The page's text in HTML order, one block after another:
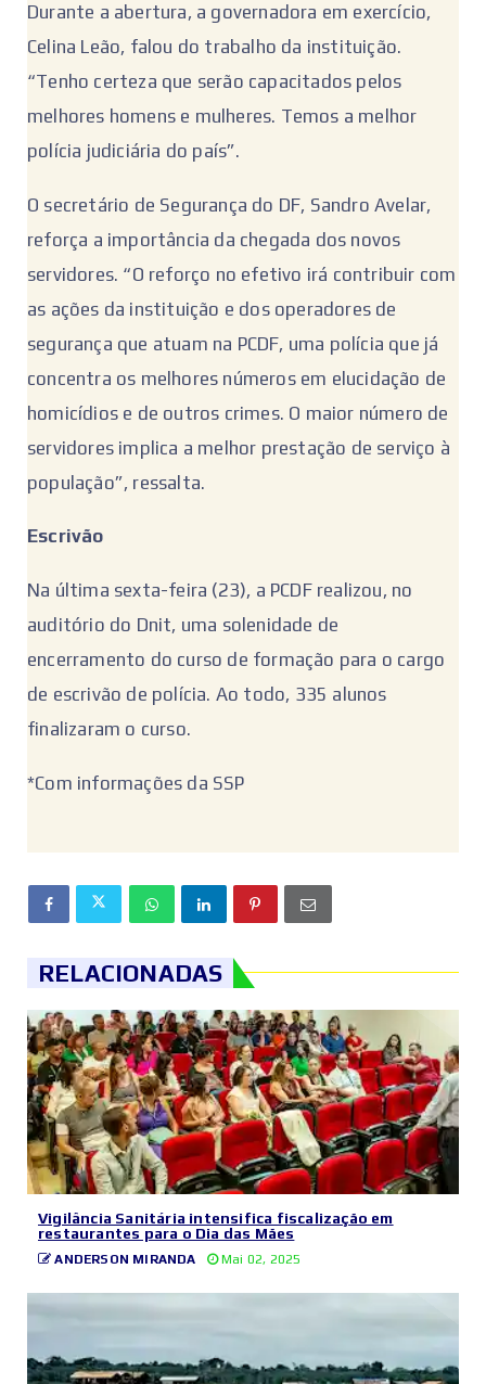
Durante a abertura, a governadora em exercício,
Celina Leão, falou do trabalho da instituição.
“Tenho certeza que serão capacitados pelos
melhores homens e mulheres. Temos a melhor
polícia judiciária do país”.
O secretário de Segurança do DF, Sandro Avelar,
reforça a importância da chegada dos novos
servidores. “O reforço no efetivo irá contribuir com
as ações da instituição e dos operadores de
segurança que atuam na PCDF, uma polícia que já
concentra os melhores números em elucidação de
homicídios e de outros crimes. O maior número de
servidores implica a melhor prestação de serviço à
população”, ressalta.
Escrivão
Na última sexta-feira (23), a PCDF realizou, no
auditório do Dnit, uma solenidade de
encerramento do curso de formação para o cargo
de escrivão de polícia. Ao todo, 335 alunos
finalizaram o curso.
*Com informações da SSP
RELACIONADAS
Vigilância Sanitária intensifica fiscalização em
restaurantes para o Dia das Mães
ANDERSON MIRANDA Mai 02, 2025